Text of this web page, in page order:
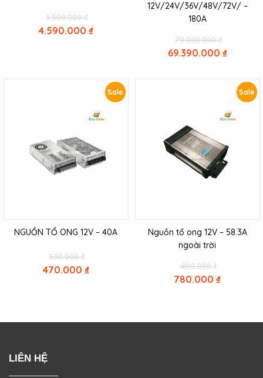
5.500.000₫Original
price
was:
4.590.000 ₫
12V/24V/36V/48V/72V/ –
180A
70.000.000₫Original
price
was:
69.390.000 ₫
69.390.000 ₫.
Sale
NGUỒN TỔ ONG 12V – 40A
500.000₫Original
price
was:
470.000 ₫
Sale
Nguồn tổ ong 12V – 58.3A
ngoài trời
800.000₫Original
price
was:
780.000 ₫
LIÊN HỆ